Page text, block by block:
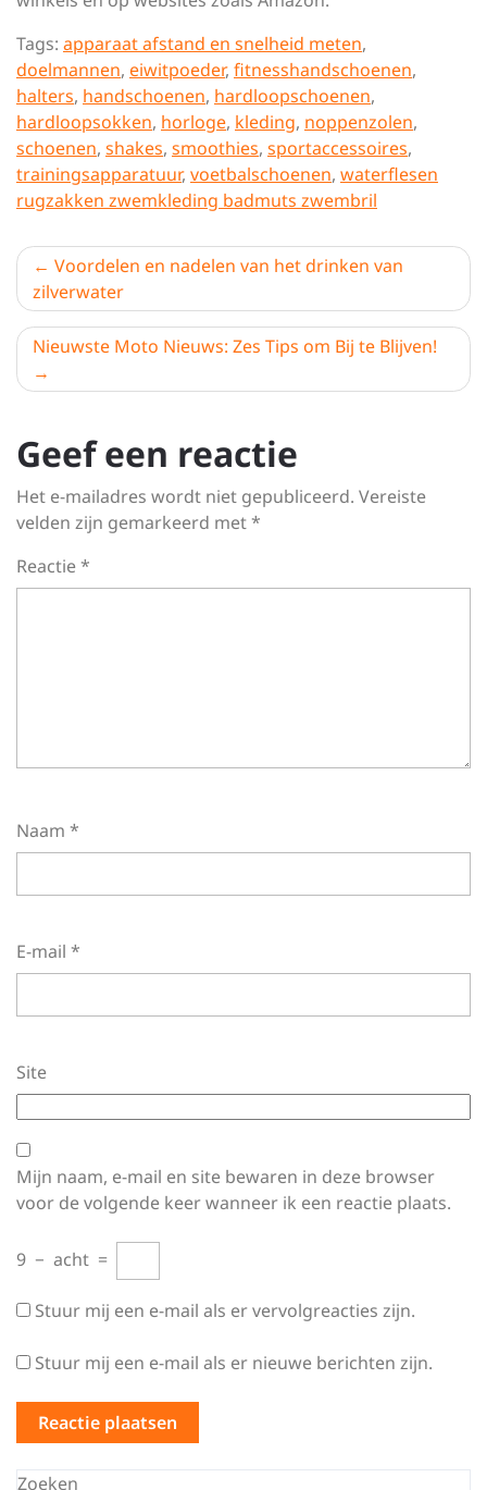
Tags: apparaat afstand en snelheid meten,
doelmannen, eiwitpoeder, fitnesshandschoenen,
halters, handschoenen, hardloopschoenen,
hardloopsokken, horloge, kleding, noppenzolen,
schoenen, shakes, smoothies, sportaccessoires,
trainingsapparatuur, voetbalschoenen, waterflesen
rugzakken zwemkleding badmuts zwembril
Berichtnavigatie
Voordelen en nadelen van het drinken van
zilverwater
Nieuwste Moto Nieuws: Zes Tips om Bij te Blijven!
Geef een reactie
Het e-mailadres wordt niet gepubliceerd. Vereiste
velden zijn gemarkeerd met*
Reactie*
Naam *
E-mail *
Site
Mijn naam, e-mail en site bewaren in deze browser
voor de volgende keer wanneer ik een reactie plaats.
9 − acht =
Stuur mij een e-mail als er vervolgreacties zijn.
Stuur mij een e-mail als er nieuwe berichten zijn.
Zoeken